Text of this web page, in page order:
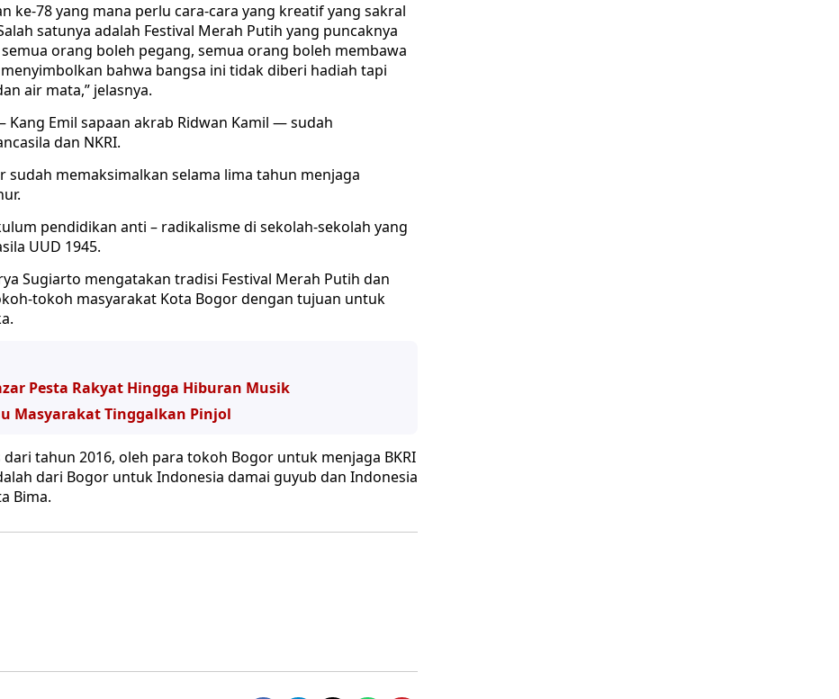
ke-78 yang mana perlu cara-cara yang kreatif yang sakral
satunya adalah Festival Merah Putih yang puncaknya
orang boleh pegang, semua orang boleh membawa
bahwa bangsa ini tidak diberi hadiah tapi
air mata,” jelasnya.
Emil sapaan akrab Ridwan Kamil — sudah
dan NKRI.
sudah memaksimalkan selama lima tahun menjaga
pendidikan anti – radikalisme di sekolah-sekolah yang
UUD 1945.
Sugiarto mengatakan tradisi Festival Merah Putih dan
tokoh masyarakat Kota Bogor dengan tujuan untuk
Pesta Rakyat Hingga Hiburan Musik
Masyarakat Tinggalkan Pinjol
tahun 2016, oleh para tokoh Bogor untuk menjaga BKRI
dari Bogor untuk Indonesia damai guyub dan Indonesia
Bima.